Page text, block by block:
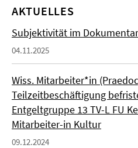
AKTUELLES
Subjektivität im
04.11.2025
Wiss. Mitarbeiter*in
Teilzeitbeschäftigung
Entgeltgruppe 13 TV-L FU
Mitarbeiter-in Kultur
09.12.2024